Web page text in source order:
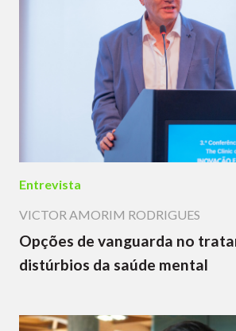
Entrevista
VICTOR AMORIM RODRIGUES
Opções de vanguarda no
distúrbios da saúde mental